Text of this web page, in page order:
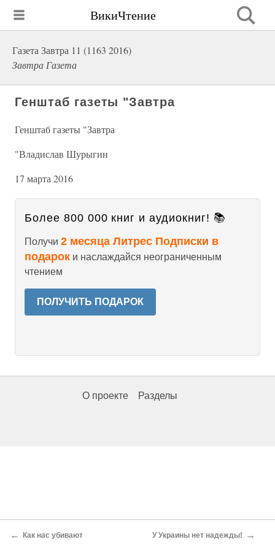
ВикиЧтение
Газета Завтра 11 (1163 2016)
Завтра Газета
Генштаб газеты "Завтра
Генштаб газеты "Завтра
"Владислав Шурыгин
17 марта 2016
Более 800 000 книг и аудиокниг! 📚
Получи 2 месяца Литрес Подписки в
подарок и наслаждайся неограниченным
чтением
ПОЛУЧИТЬ ПОДАРОК
О проекте Разделы
← Как нас убивают У Украины нет надежды! →